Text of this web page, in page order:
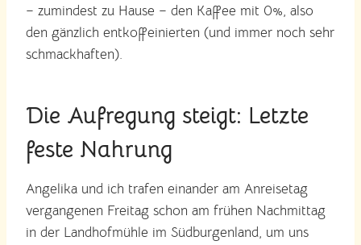
– zumindest zu Hause – den Kaffee mit 0%, also
den gänzlich entkoffeinierten (und immer noch sehr
schmackhaften).
Die Aufregung steigt: Letzte
feste Nahrung
Angelika und ich trafen einander am Anreisetag
vergangenen Freitag schon am frühen Nachmittag
in der Landhofmühle im Südburgenland, um uns